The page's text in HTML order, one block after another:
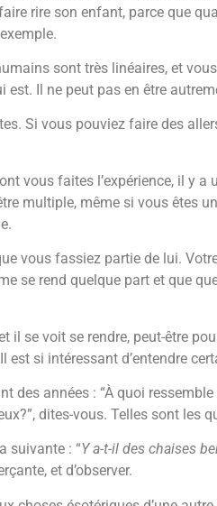
rire son enfant, parce que
sont très linéaires, et
est. Il ne peut pas en être
Si vous pouviez faire des
vous faites l’expérience, il y
multiple, même si vous êtes
vous fassiez partie de lui.
se rend quelque part et que
se voit se rendre, peut-être
est si intéressant d’entendre
années : “À quoi
dites-vous. Telles sont les
suivante : “Y a-t-il des chaises
et d’observer.